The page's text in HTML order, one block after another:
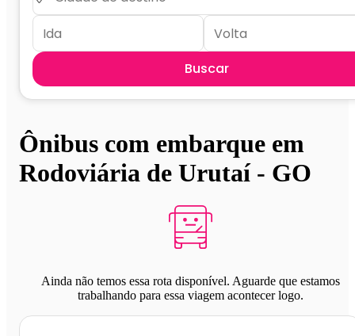
Buscar
Ônibus com embarque em
Rodoviária de Urutaí - GO
Ainda não temos essa rota disponível. Aguarde que estamos
trabalhando para essa viagem acontecer logo.